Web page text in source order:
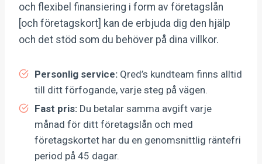
och flexibel finansiering i form av företagslån
[och företagskort] kan de erbjuda dig den hjälp
och det stöd som du behöver på dina villkor.
Personlig service: Qred’s kundteam finns alltid
till ditt förfogande, varje steg på vägen.
Fast pris: Du betalar samma avgift varje
månad för ditt företagslån och med
företagskortet har du en genomsnittlig räntefri
period på 45 dagar.